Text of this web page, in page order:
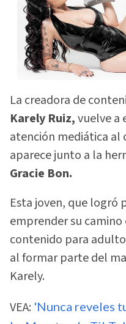
La creadora de
Karely Ruiz,vuelve a
atención mediática al
aparece junto a la
Gracie Bon.
Esta joven, que logró
emprender su
contenido para
al formar parte del
Karely.
VEA: 'Nunca reveles